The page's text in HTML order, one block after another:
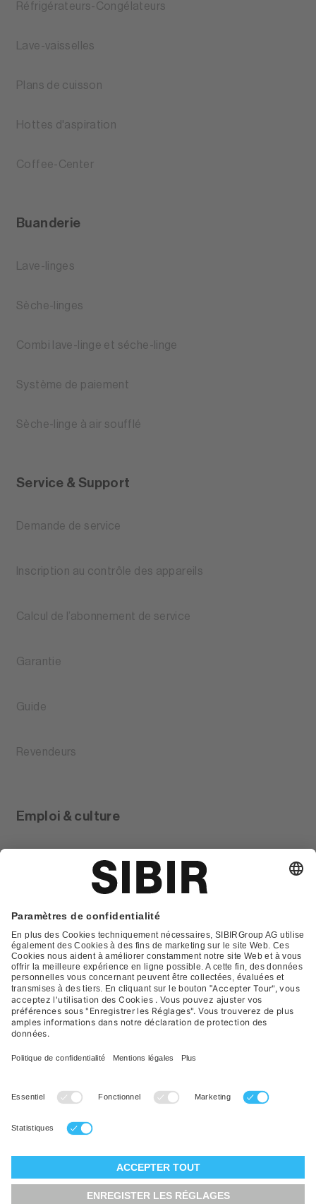
Réfrigérateurs-Congélateurs
Lave-vaisselles
Plans de cuisson
Hottes d'aspiration
Coffee-Center
Buanderie
Lave-linges
Sèche-linges
Combi lave-linge et séche-linge
Système de paiement
Sèche-linge à air soufflé
Service & Support
Demande de service
Inscription au contrôle des appareils
Calcul de l’abonnement de service
Garantie
Guide
Revendeurs
Emploi & culture
Contact
FAQ
Déclaration de protection